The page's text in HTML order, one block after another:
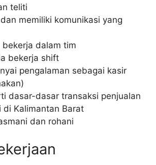
teliti
memiliki komunikasi yang
bekerja dalam tim
bekerja shift
pengalaman sebagai kasir
dasar-dasar transaksi penjualan
di Kalimantan Barat
dan rohani